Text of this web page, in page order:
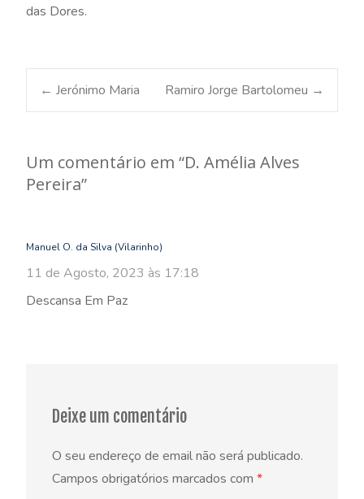
das Dores.
Post
navigation
← Jerónimo Maria Ramiro Jorge Bartolomeu →
Um comentário em “D. Amélia Alves
Pereira”
Manuel O. da Silva (Vilarinho)
11 de Agosto, 2023 às 17:18
Descansa Em Paz
Deixe um comentário
O seu endereço de email não será publicado.
Campos obrigatórios marcados com *